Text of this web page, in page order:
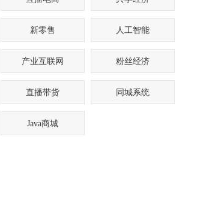
新零售 人工智能
产业互联网 粉丝经济
直播带货 同城系统
Java商城